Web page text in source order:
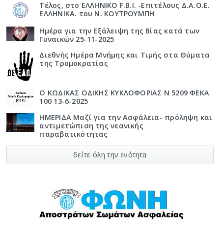
Τέλος, στο ΕΛΛΗΝΙΚΟ F.B.I. -Επιτέλους Δ.Α.Ο.Ε.
ΕΛΛΗΝΙΚΑ. του Ν. ΚΟΥΤΡΟΥΜΠΗ
Ημέρα για την Εξάλειψη της Βίας κατά των
Γυναικών 25-11-2025
Διεθνής Ημέρα Μνήμης και Τιμής στα Θύματα
της Τρομοκρατίας
Ο ΚΩΔΙΚΑΣ ΟΔΙΚΗΣ ΚΥΚΛΟΦΟΡΙΑΣ Ν 5209 ΦΕΚΑ
100 13-6-2025
ΗΜΕΡΙΔΑ Μαζί για την Ασφάλεια- πρόληψη και
αντιμετώπιση της νεανικής
παραβατικότητας
δείτε όλη την ενότητα